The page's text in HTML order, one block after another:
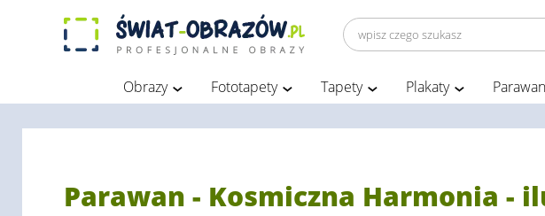
Obrazy Fototapety Tapety Plakaty
Parawan - Kosmiczna Harmonia -